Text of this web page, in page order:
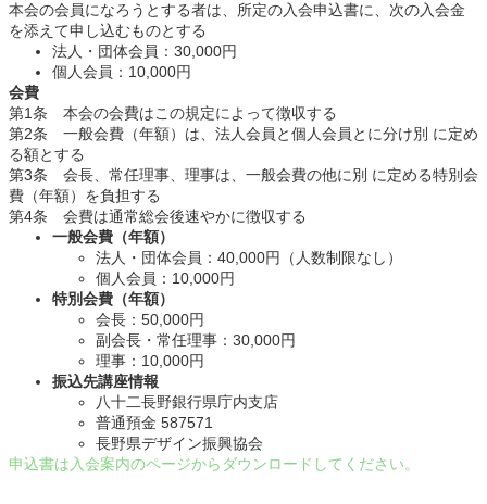
本会の会員になろうとする者は、所定の入会申込書に、次の入会金
を添えて申し込むものとする
法人・団体会員：30,000円
個人会員：10,000円
会費
第1条 本会の会費はこの規定によって徴収する
第2条 一般会費（年額）は、法人会員と個人会員とに分け別 に定め
る額とする
第3条 会長、常任理事、理事は、一般会費の他に別 に定める特別会
費（年額）を負担する
第4条 会費は通常総会後速やかに徴収する
一般会費（年額）
法人・団体会員：40,000円（人数制限なし）
個人会員：10,000円
特別会費（年額）
会長：50,000円
副会長・常任理事：30,000円
理事：10,000円
振込先講座情報
八十二長野銀行県庁内支店
普通預金 587571
長野県デザイン振興協会
申込書は入会案内のページからダウンロードしてください。